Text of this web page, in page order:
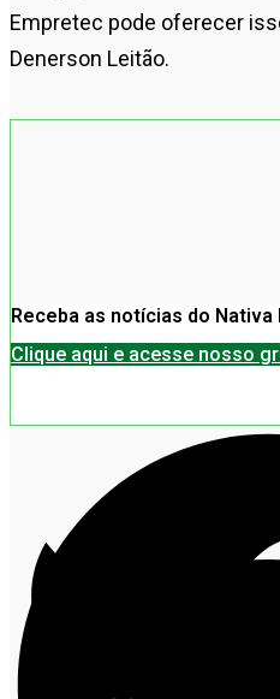
Empretec pode oferecer
Denerson Leitão.
Receba as notícias do Nativa
Clique aqui e acesse nosso